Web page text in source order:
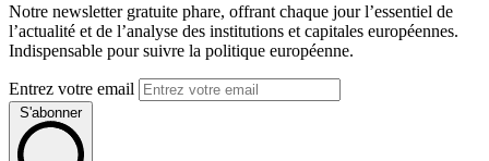
Notre newsletter gratuite phare, offrant chaque jour l’essentiel de
l’actualité et de l’analyse des institutions et capitales européennes.
Indispensable pour suivre la politique européenne.
Entrez votre email
S'abonner